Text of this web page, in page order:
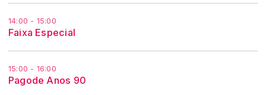
14:00 - 15:00
Faixa Especial
15:00 - 16:00
Pagode Anos 90